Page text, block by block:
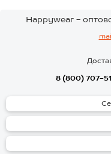
Happywear -
8 (800) 707-